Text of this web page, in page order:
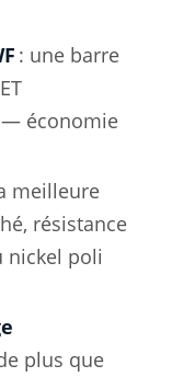
: une barre
économie
meilleure
résistance
nickel poli
plus que